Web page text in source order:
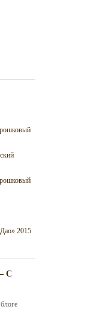
2015
С